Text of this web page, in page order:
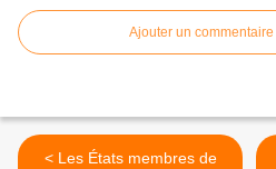
Ajouter un commentaire
< Les États membres de